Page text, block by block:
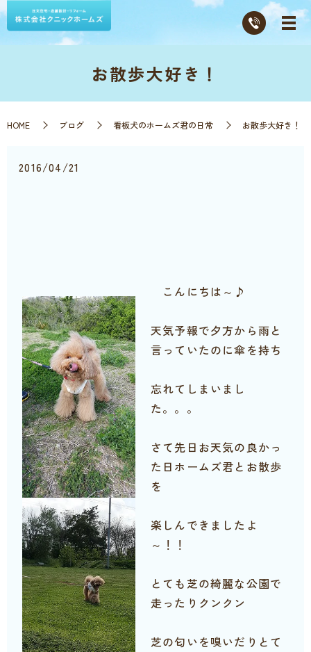
お散歩大好き！
HOME ブログ 看板犬のホームズ君の日常 お散歩大好き！
2016/04/21
こんにちは～♪
天気予報で夕方から雨と
言っていたのに傘を持ち
忘れてしまいまし
た。。。
さて先日お天気の良かっ
た日ホームズ君とお散歩
を
楽しんできましたよ
～！！
とても芝の綺麗な公園で
走ったりクンクン
芝の匂いを嗅いだりとて